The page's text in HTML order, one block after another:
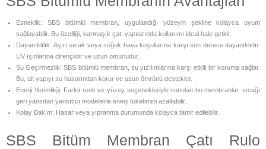
Esneklik: SBS bitümlü membran, uygulandığı yüzeyin şekline kolayca uyum
sağlayabilir. Bu özelliği, karmaşık çatı yapılarında kullanımı ideal hale getirir.
Dayanıklılık: Aşırı sıcak veya soğuk hava koşullarına karşı son derece dayanıklıdır.
UV ışınlarına dirençlidir ve uzun ömürlüdür.
Su Geçirmezlik: SBS bitümlü membran, su yızılımlarına karşı etkili bir koruma sağlar.
Bu, alt yapıyı su hasarından korur ve uzun ömrünü destekler.
Enerji Verimliliği: Farklı renk ve yüzey seçenekleriyle sunulan bu membranlar, sıcağı
geri yansıtan yansıtıcı modellerle enerji tüketimini azaltabilir.
Kolay Bakım: Hasar veya yıpranma durumunda kolayca tamir edilebilir.
SBS Bitüm Membran Çatı Rulo